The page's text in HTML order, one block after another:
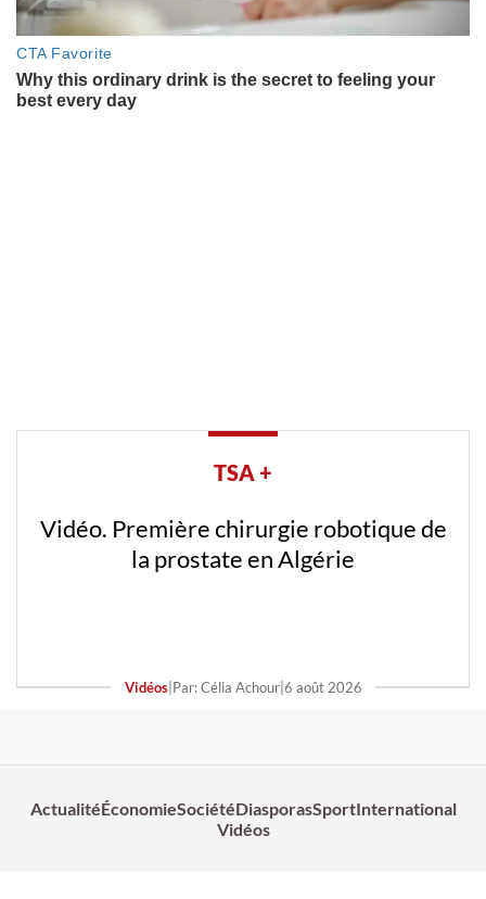
TSA +
Vidéo. Première chirurgie robotique de
la prostate en Algérie
Vidéos|Par: Célia Achour|6 août 2026
ActualitéÉconomieSociétéDiasporasSportInternational
Vidéos